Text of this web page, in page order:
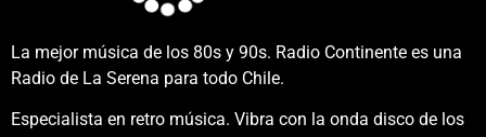
La mejor música de los 80s y 90s. Radio Continente es una
Radio de La Serena para todo Chile.
Especialista en retro música. Vibra con la onda disco de los